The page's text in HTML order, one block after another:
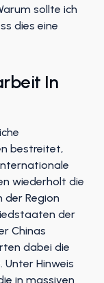
sollte ich
dies eine
In
bestreitet,
wiederholt die
der Region
der
Chinas
dabei die
Unter Hinweis
in massiven